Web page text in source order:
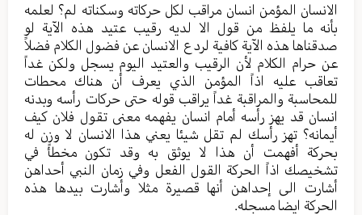
الانسان المؤمن انسان مراقب لكل حركاته وسكناته لم؟ لعلمه
بأنه ما يلفظ من قول الا لديه رقيب عتيد هذه الآية لو
صدقناها هذه الآية كافية لردع الانسان عن فضول الكلام فضلاً
عن حرام الكلام لأن الرقيب والعتيد اليوم يسجل ولكن غداً
تعاقب عليه اذاً المؤمن الذي يعرف أن هناك محطات
للمحاسبة والمراقبة غداً يراقب قوله حتى حركات رأسه وبدنه
انسان قد يهز رأسه أمام انسان يفهمه معنى تقول فلان كيف
أيمانه؟ تهز رأسك لم تقل شيئا يعني هذا الانسان لا وزن له
بحركة أفهمت أن هذا لا يوثق به وقد تكون مخطأً في
تشخيصك اذاً الحركة القول الفعل وفي زمان النبي أحداهن
أشارت الى إحداهن أنها قصيرة مثلا وأشارت بيدها هذه
الحركة ايضا مسجله.